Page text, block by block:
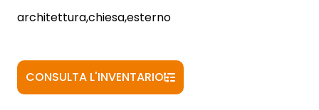
architettura,chiesa,esterno
CONSULTA L'INVENTARIO